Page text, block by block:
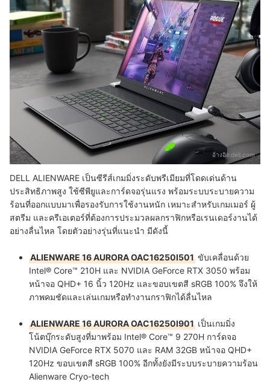
อ้างอิง:dell.com
DELL ALIENWARE เป็นซีรีส์เกมมิ่งระดับพรีเมียมที่โดดเด่นด้าน
ประสิทธิภาพสูง ใช้ซีพียูและการ์ดจอรุ่นแรง พร้อมระบบระบายความ
ร้อนที่ออกแบบมาเพื่อรองรับการใช้งานหนัก เหมาะสำหรับเกมเมอร์ ผู้
สตรีม และครีเอเตอร์ที่ต้องการประมวลผลกราฟิกหรือเรนเดอร์งานได้
อย่างลื่นไหล โดยตัวอย่างรุ่นที่แนะนำ มีดังนี้
ALIENWARE 16 AURORA OAC16250I501 ขับเคลื่อนด้วย
Intel® Core™ 210H และ NVIDIA GeForce RTX 3050 พร้อม
หน้าจอ QHD+ 16 นิ้ว 120Hz และขอบเขตสี sRGB 100% จึงให้
ภาพคมชัดและเล่นเกมหรือทำงานกราฟิกได้ลื่นไหล
ALIENWARE 16 AURORA OAC16250I901 เป็นเกมมิ่ง
โน้ตบุ๊กระดับสูงที่มาพร้อม Intel® Core™ 9 270H การ์ดจอ
NVIDIA GeForce RTX 5070 และ RAM 32GB หน้าจอ QHD+
120Hz ขอบเขตสี sRGB 100% อีกทั้งยังมีระบบระบายความร้อน
Alienware Cryo-tech